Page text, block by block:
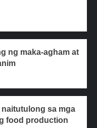
ng maka-agham at
sa mga
food production